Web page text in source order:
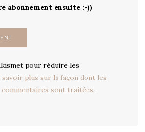
abonnement ensuite :-))
pour réduire les
savoir plus sur la façon dont les
commentaires sont traitées.